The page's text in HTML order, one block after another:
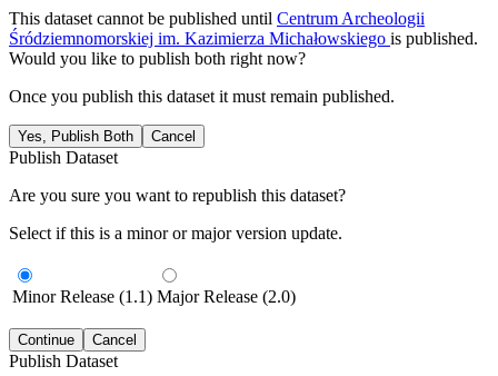
This dataset cannot be published until Centrum Archeologii
Śródziemnomorskiej im. Kazimierza Michałowskiego is published.
Would you like to publish both right now?
Once you publish this dataset it must remain published.
Yes, Publish Both Cancel
Publish Dataset
Are you sure you want to republish this dataset?
Select if this is a minor or major version update.
Minor Release (1.1) Major Release (2.0)
Continue Cancel
Publish Dataset